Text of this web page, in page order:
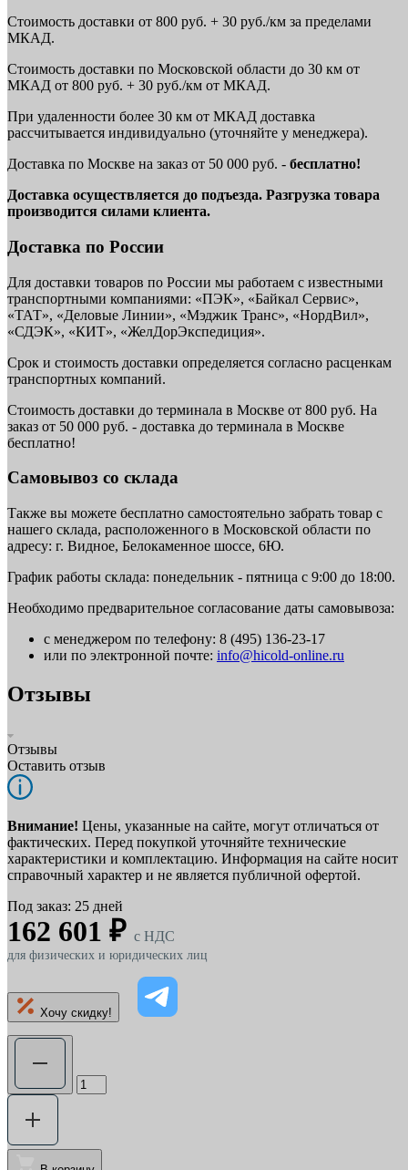
Стоимость доставки от 800 руб. + 30 руб./км за пределами
МКАД.
Стоимость доставки по Московской области до 30 км от
МКАД от 800 руб. + 30 руб./км от МКАД.
При удаленности более 30 км от МКАД доставка
рассчитывается индивидуально (уточняйте у менеджера).
Доставка по Москве на заказ от 50 000 руб. - бесплатно!
Доставка осуществляется до подъезда. Разгрузка товара
производится силами клиента.
Доставка по России
Для доставки товаров по России мы работаем с известными
транспортными компаниями: «ПЭК», «Байкал Сервис»,
«ТАТ», «Деловые Линии», «Мэджик Транс», «НордВил»,
«СДЭК», «КИТ», «ЖелДорЭкспедиция».
Срок и стоимость доставки определяется согласно расценкам
транспортных компаний.
Стоимость доставки до терминала в Москве от 800 руб. На
заказ от 50 000 руб. - доставка до терминала в Москве
бесплатно!
Самовывоз со склада
Также вы можете бесплатно самостоятельно забрать товар с
нашего склада, расположенного в Московской области по
адресу: г. Видное, Белокаменное шоссе, 6Ю.
График работы склада: понедельник - пятница с 9:00 до 18:00.
Необходимо предварительное согласование даты самовывоза:
с менеджером по телефону: 8 (495) 136-23-17
или по электронной почте: info@hicold-online.ru
Отзывы
Отзывы
Оставить отзыв
Внимание! Цены, указанные на сайте, могут отличаться от
фактических. Перед покупкой уточняйте технические
характеристики и комплектацию. Информация на сайте носит
справочный характер и не является публичной офертой.
Под заказ: 25 дней
162 601 ₽ c НДС
для физических и юридических лиц
Хочу скидку!